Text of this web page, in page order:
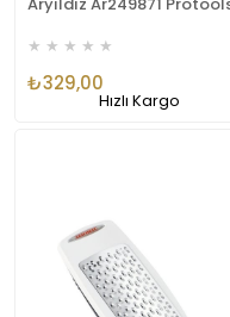
★ ★ ★ ★ ★
₺329,00
Hızlı Kargo